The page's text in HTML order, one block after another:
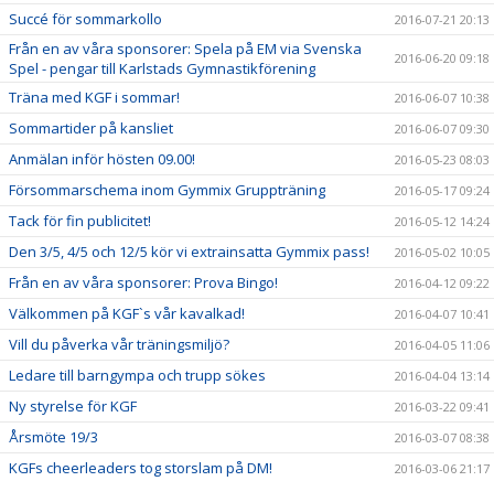
Succé för sommarkollo 2016-07-21 20:13
Från en av våra sponsorer: Spela på EM via Svenska
Spel - pengar till Karlstads Gymnastikförening
2016-06-20 09:18
Träna med KGF i sommar! 2016-06-07 10:38
Sommartider på kansliet 2016-06-07 09:30
Anmälan inför hösten 09.00! 2016-05-23 08:03
Försommarschema inom Gymmix Gruppträning 2016-05-17 09:24
Tack för fin publicitet! 2016-05-12 14:24
Den 3/5, 4/5 och 12/5 kör vi extrainsatta Gymmix pass! 2016-05-02 10:05
Från en av våra sponsorer: Prova Bingo! 2016-04-12 09:22
Välkommen på KGF`s vår kavalkad! 2016-04-07 10:41
Vill du påverka vår träningsmiljö? 2016-04-05 11:06
Ledare till barngympa och trupp sökes 2016-04-04 13:14
Ny styrelse för KGF 2016-03-22 09:41
Årsmöte 19/3 2016-03-07 08:38
KGFs cheerleaders tog storslam på DM! 2016-03-06 21:17